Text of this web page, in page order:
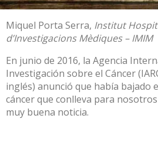
Miquel Porta Serra, Institut
d’Investigacions Mèdiques – IMIM
En junio de 2016, la Agencia
Investigación sobre el Cáncer
inglés) anunció que había bajado
cáncer que conlleva para
muy buena noticia.